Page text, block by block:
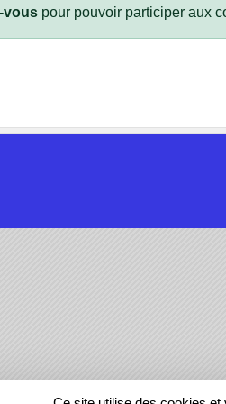
vous pour pouvoir participer aux
REGIONS